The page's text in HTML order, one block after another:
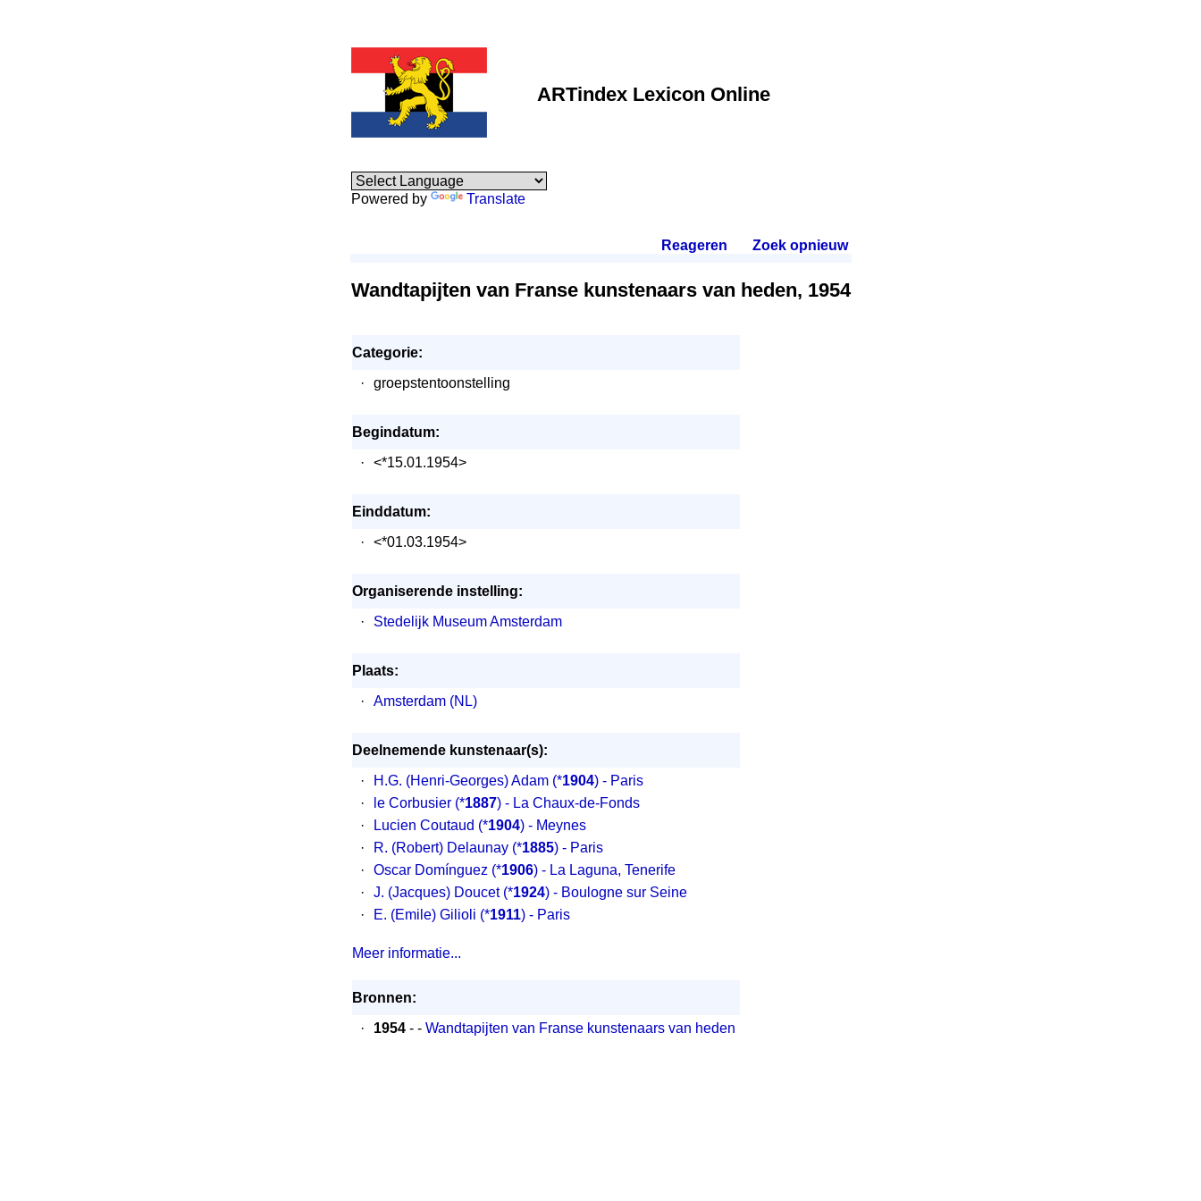
ARTindex Lexicon Online
Powered by Translate
Reageren Zoek opnieuw.
Wandtapijten van Franse kunstenaars van heden, 1954
Categorie:
·
groepstentoonstelling
Begindatum:
·
<*15.01.1954>
Einddatum:
·
<*01.03.1954>
Organiserende instelling:
·
Stedelijk Museum Amsterdam
Plaats:
·
Amsterdam (NL)
Deelnemende kunstenaar(s):
·
H.G. (Henri-Georges) Adam (*1904) - Paris
·
le Corbusier (*1887) - La Chaux-de-Fonds
·
Lucien Coutaud (*1904) - Meynes
·
R. (Robert) Delaunay (*1885) - Paris
·
Oscar Domínguez (*1906) - La Laguna, Tenerife
·
J. (Jacques) Doucet (*1924) - Boulogne sur Seine
·
E. (Emile) Gilioli (*1911) - Paris
Meer informatie...
Bronnen:
·
1954- - Wandtapijten van Franse kunstenaars van heden